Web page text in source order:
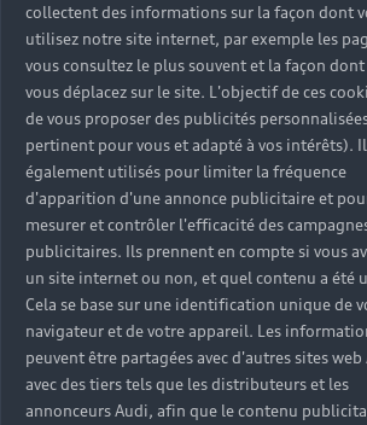
collectent des informations sur la façon dont
utilisez notre site internet, par exemple les
vous consultez le plus souvent et la façon dont
vous déplacez sur le site. L'objectif de ces
de vous proposer des publicités
pertinent pour vous et adapté à vos intérêts).
également utilisés pour limiter la fréquence
d'apparition d'une annonce publicitaire et
mesurer et contrôler l'efficacité des
publicitaires. Ils prennent en compte si vous
un site internet ou non, et quel contenu a été
Cela se base sur une identification unique de
navigateur et de votre appareil. Les
peuvent être partagées avec d'autres sites web
avec des tiers tels que les distributeurs et les
annonceurs Audi, afin que le contenu